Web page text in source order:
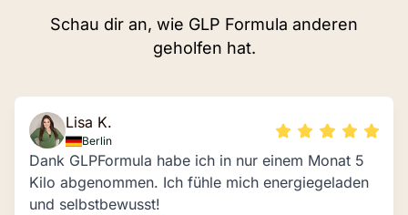
Schau dir an, wie GLP Formula anderen
geholfen hat.
Lisa K.
Berlin
Dank GLPFormula habe ich in nur einem Monat 5
Kilo abgenommen. Ich fühle mich energiegeladen
und selbstbewusst!